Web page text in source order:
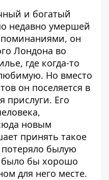
и богатый
недавно умершей
он
Лондона во
где когда-то
Но вместо
он поселяется в
прислуги. Его
новым
принять такое
былую
было бы хорошо
для него месте.